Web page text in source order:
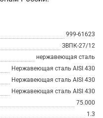
999-61623
ЗВПК-27/12
нержавеющая сталь
Нержавеющая сталь AISI 430
Нержавеющая сталь AISI 430
Нержавеющая сталь AISI 430
75.000
1.3